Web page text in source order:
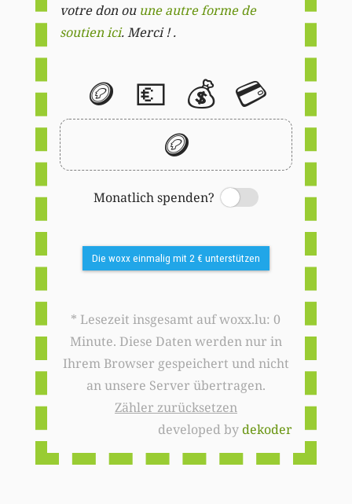
votre don ou une autre forme de
soutien ici. Merci ! .
🪙 💶 💰 💳
🪙
Monatlich spenden?
Switch
Die woxx einmalig mit 2 € unterstützen
* Lesezeit insgesamt auf woxx.lu: 0
Minute. Diese Daten werden nur in
Ihrem Browser gespeichert und nicht
an unsere Server übertragen.
Zähler zurücksetzen
developed bydekoder